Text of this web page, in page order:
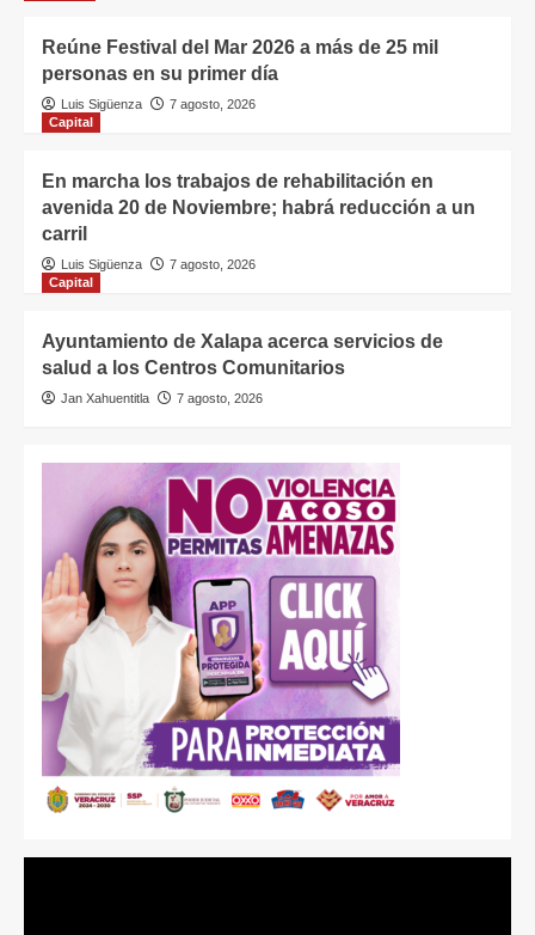
Reúne Festival del Mar 2026 a más de 25 mil
personas en su primer día
Luis Sigüenza
7 agosto, 2026
Capital
En marcha los trabajos de rehabilitación en
avenida 20 de Noviembre; habrá reducción a un
carril
Luis Sigüenza
7 agosto, 2026
Capital
Ayuntamiento de Xalapa acerca servicios de
salud a los Centros Comunitarios
Jan Xahuentitla 7 agosto, 2026